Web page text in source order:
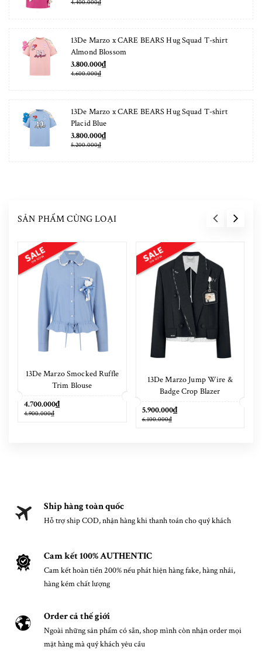
4.400.000₫
13De Marzo x CARE BEARS Hug Squad T-shirt
Almond Blossom
3.800.000₫
4.600.000₫
13De Marzo x CARE BEARS Hug Squad T-shirt
Placid Blue
3.800.000₫
5.200.000₫
SẢN PHẨM CÙNG LOẠI
13De Marzo Smocked Ruffle
Trim Blouse
4.700.000₫
4.900.000₫
13De Marzo Jump Wire &
Badge Crop Blazer
5.900.000₫
6.100.000₫
Ship hàng toàn quốc
Hỗ trợ ship COD, nhận hàng khi thanh toán cho quý khách
Cam kết 100% AUTHENTIC
Cam kết hoàn tiền 200% nếu phát hiện hàng fake, hàng nhái,
hàng kém chất lượng
Order cả thế giới
Ngoài những sản phẩm có sẵn, shop mình còn nhận order mọi
mặt hàng mà quý khách yêu cầu